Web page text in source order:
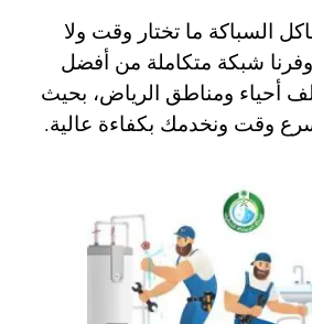
السباكة ما تختار وقت ولا
شبكة متكاملة من أفضل
أحياء ومناطق الرياض، بحيث
وقت ونخدمك بكفاءة عالية.